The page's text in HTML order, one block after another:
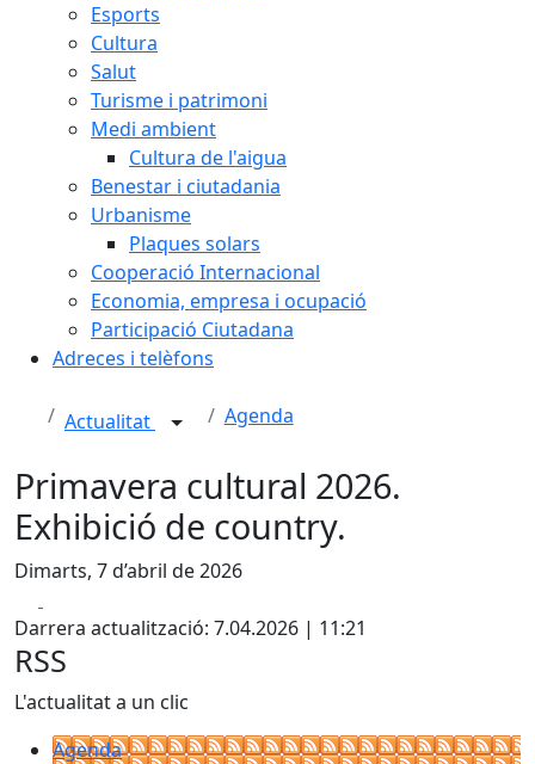
Esports
Cultura
Salut
Turisme i patrimoni
Medi ambient
Cultura de l'aigua
Benestar i ciutadania
Urbanisme
Plaques solars
Cooperació Internacional
Economia, empresa i ocupació
Participació Ciutadana
Adreces i telèfons
Actualitat Agenda
Primavera cultural 2026.
Exhibició de country.
Dimarts, 7 d’abril de 2026
Darrera actualització: 7.04.2026 | 11:21
RSS
L'actualitat a un clic
Agenda